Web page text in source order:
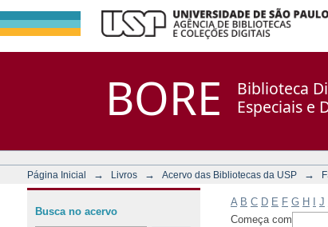
BORE
Biblioteca
Especiais e
Página Inicial → Livros → Acervo das Bibliotecas da USP →
A B C D E F G H J
Começa com
Busca no acervo